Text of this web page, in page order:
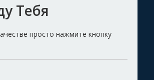
Тебя
просто нажмите кнопку